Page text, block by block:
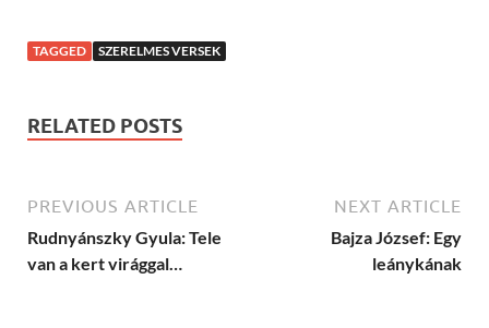
TAGGED SZERELMES VERSEK
RELATED POSTS
PREVIOUS ARTICLE
Rudnyánszky Gyula: Tele
van a kert virággal…
NEXT ARTICLE
Bajza József: Egy
leánykának